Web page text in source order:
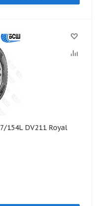
154L DV211 Royal